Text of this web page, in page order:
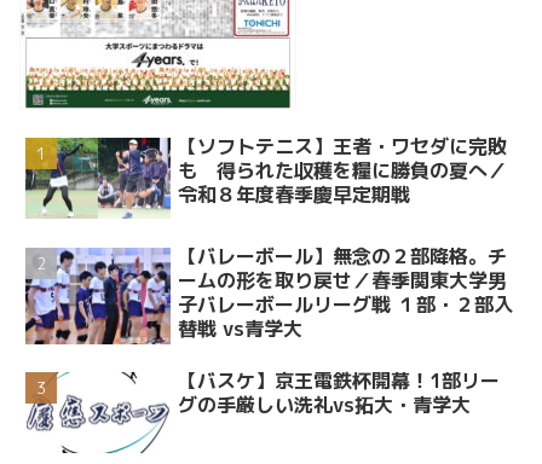
【ソフトテニス】王者・ワセダに完敗
も 得られた収穫を糧に勝負の夏へ／
令和８年度春季慶早定期戦
【バレーボール】無念の２部降格。チ
ームの形を取り戻せ／春季関東大学男
子バレーボールリーグ戦 １部・２部入
替戦 vs青学大
【バスケ】京王電鉄杯開幕！1部リー
グの手厳しい洗礼vs拓大・青学大